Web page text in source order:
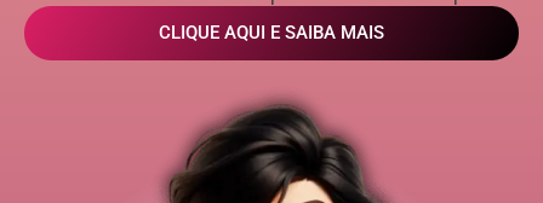
CLIQUE AQUI E SAIBA MAIS